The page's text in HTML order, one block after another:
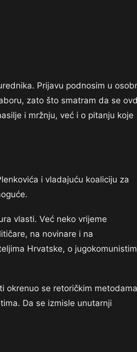
Prijavu podnosim u
zato što smatram da se
i mržnju, već i o pitanju koje
i vladajuću koaliciju za
vlasti. Već neko vrijeme
na novinare i na
Hrvatske, o
okrenuo se retoričkim metodama
Da se izmisle unutarnji